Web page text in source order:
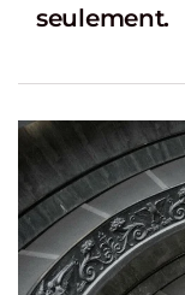
seulement.